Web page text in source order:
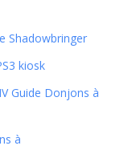
Shadowbringer
kiosk
Guide Donjons à
à